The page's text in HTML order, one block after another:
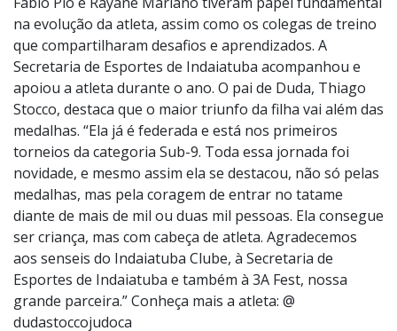
Fábio Pio e Rayane Mariano tiveram papel fundamental
na evolução da atleta, assim como os colegas de treino
que compartilharam desafios e aprendizados. A
Secretaria de Esportes de Indaiatuba acompanhou e
apoiou a atleta durante o ano. O pai de Duda, Thiago
Stocco, destaca que o maior triunfo da filha vai além das
medalhas. “Ela já é federada e está nos primeiros
torneios da categoria Sub-9. Toda essa jornada foi
novidade, e mesmo assim ela se destacou, não só pelas
medalhas, mas pela coragem de entrar no tatame
diante de mais de mil ou duas mil pessoas. Ela consegue
ser criança, mas com cabeça de atleta. Agradecemos
aos senseis do Indaiatuba Clube, à Secretaria de
Esportes de Indaiatuba e também à 3A Fest, nossa
grande parceira.” Conheça mais a atleta: @